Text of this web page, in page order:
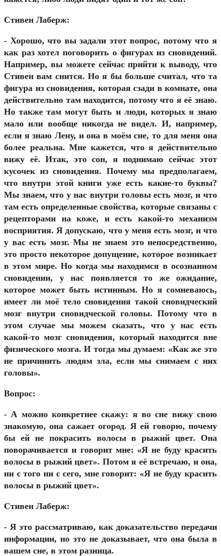
Стивен Лаберж:
- Хорошо, что вы задали этот вопрос, потому что я
как раз хотел поговорить о фигурах из сновидений.
Например, вы можете сейчас прийти к выводу, что
Стивен вам снится. Но я бы больше считал, что та
фигура из сновидения, которая сзади в комнате, она
действительно там находится, потому что я её знаю.
Но также там могут быть и люди, которых я знаю
мало или вообще никогда не видел. И, например,
если я знаю Лену, и она в моём сне, то для меня она
более реальна. Мне кажется, что я действительно
вижу её. Итак, это сон, я поднимаю сейчас этот
кусочек из сновидения. Почему мы предполагаем,
что внутри этой книги уже есть какие-то буквы?
Мы знаем, что у нас внутри головы есть мозг, и что
там есть определенные свойства, которые связаны с
рецепторами на коже, и есть какой-то механизм
восприятия. Я допускаю, что у меня есть мозг, и что
у вас есть мозг. Мы не знаем это непосредственно,
это просто некоторое допущение, которое возникает
в этом мире. Но когда мы находимся в осознанном
сновидении, у нас появляется то же ожидание,
которое может быть истинным. Но я сомневаюсь,
имеет ли моё тело сновидения такой сновидческий
мозг внутри сновидческой головы. Потому что в
этом случае мы можем сказать, что у нас есть
какой-то мозг сновидения, который находится вне
физического мозга. И тогда мы думаем: «Как же это
не причинить людям зла, если мы снимаем с них
головы».
Вопрос:
- А можно конкретнее скажу: я во сне вижу свою
знакомую, она сажает огород. Я ей говорю, почему
бы ей не покрасить волосы в рыжий цвет. Она
поворачивается и говорит мне: «Я не буду красить
волосы в рыжий цвет». Потом я её встречаю, и она,
ни с того ни с сего, мне говорит: «Я не буду красить
волосы в рыжий цвет».
Стивен Лаберж:
- Я это рассматриваю, как доказательство передачи
информации, но это не доказывает, что она была в
вашем сне, в этом разница.